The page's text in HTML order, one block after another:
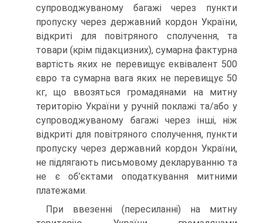
супроводжуваному багажі через пункти
пропуску через державний кордон України,
відкриті для повітряного сполучення, та
товари (крім підакцизних), сумарна фактурна
вартість яких не перевищує еквівалент 500
євро та сумарна вага яких не перевищує 50
кг, що ввозяться громадянами на митну
територію України у ручній поклажі та/або у
супроводжуваному багажі через інші, ніж
відкриті для повітряного сполучення, пункти
пропуску через державний кордон України,
не підлягають письмовому декларуванню та
не є об’єктами оподаткування митними
платежами.
При ввезенні (пересиланні) на митну